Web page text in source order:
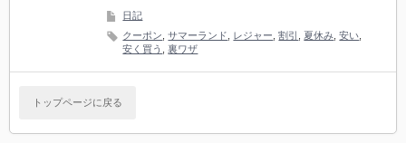
日記
クーポン ,サマーランド レジャー ,割引 ,夏休み ,安い
安く買う
,裏ワザ
トップページに戻る